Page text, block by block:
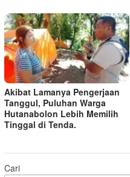
Akibat Lamanya Pengerjaan
Tanggul, Puluhan Warga
Hutanabolon Lebih Memilih
Tinggal di Tenda.
Cari